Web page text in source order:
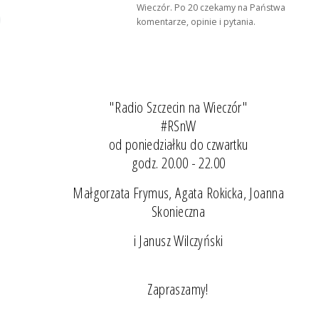
Wieczór. Po 20 czekamy na Państwa
komentarze, opinie i pytania.
"Radio Szczecin na Wieczór"
#RSnW
od poniedziałku do czwartku
godz. 20.00 - 22.00
Małgorzata Frymus, Agata Rokicka, Joanna
Skonieczna
i Janusz Wilczyński
Zapraszamy!